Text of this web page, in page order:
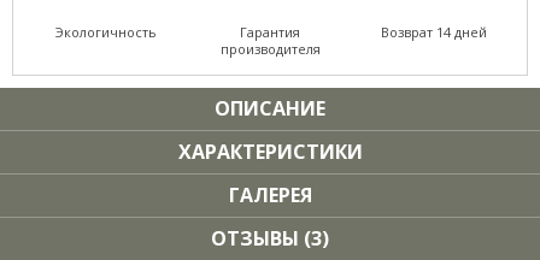
Экологичность
Гарантия
производителя
Возврат 14 дней
ОПИСАНИЕ
ХАРАКТЕРИСТИКИ
ГАЛЕРЕЯ
ОТЗЫВЫ (3)